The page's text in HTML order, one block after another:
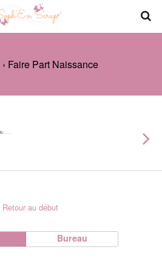
Faire Part Naissance
…
Retour au début
Bureau